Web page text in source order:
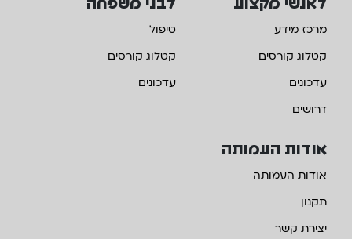
אודות העמותה
אודות העמותה
תקנון
יצירת קשר
מרכז מידע
קטלוג קורסים
עדכונים
דרושים
טיפול
קטלוג קורסים
עדכונים